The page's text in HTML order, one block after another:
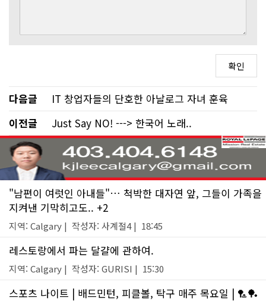
다음글
IT 창업자들의 단호한 아날로그 자녀 훈육
이전글
Just Say NO! ---> 한국어 노래..
"남편이 여럿인 아내들"… 척박한 대자연 앞, 그들이 가족을
지켜낸 기막히고도.. +2
지역: Calgary | 작성자: 사계절4 | 18:45
레스토랑에서 파는 달걀에 관하여.
지역: Calgary | 작성자: GURISI | 15:30
스포츠 나이트 | 배드민턴, 피클볼, 탁구 매주 목요일 | 🏸🏓